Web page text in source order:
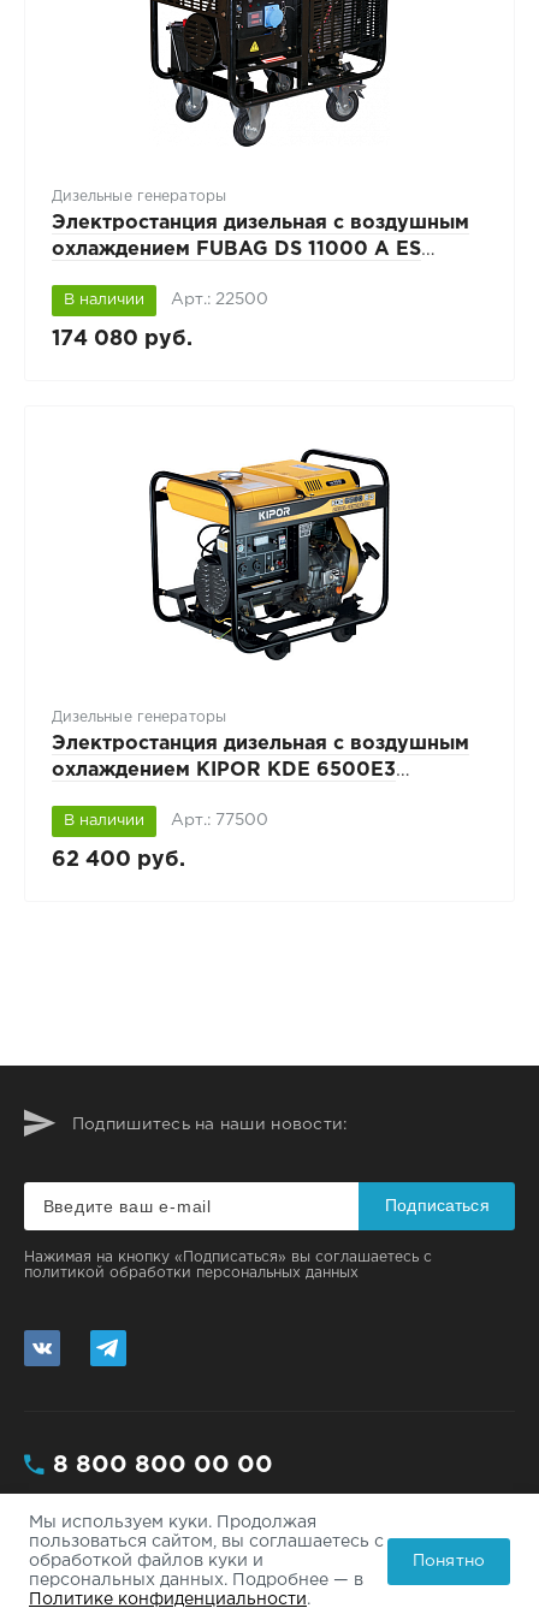
Дизельные генераторы
Электростанция дизельная с воздушным
охлаждением FUBAG DS 11000 A ES
В наличии Арт.: 22500
174 080 руб.
Дизельные генераторы
Электростанция дизельная с воздушным
охлаждением KIPOR KDE 6500E3
В наличии Арт.: 77500
62 400 руб.
Подпишитесь на наши новости:
Подписаться
Нажимая на кнопку «Подписаться» вы соглашаетесь с
политикой обработки персональных данных
8 800 800 00 00
Москва, ул. Большая, 112/3 - 200
info@site.ru
Мы используем куки. Продолжая
пользоваться сайтом, вы соглашаетесь с
обработкой файлов куки и
персональных данных. Подробнее — в
Политике конфиденциальности.
Понятно